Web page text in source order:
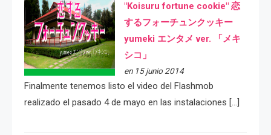
"Koisuru fortune cookie" 恋
するフォーチュンクッキー
yumeki エンタメ ver. 「メキ
シコ」
en 15 junio 2014
Finalmente tenemos listo el video del Flashmob
realizado el pasado 4 de mayo en las instalaciones […]